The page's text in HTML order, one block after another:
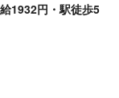
1932円・駅徒歩5